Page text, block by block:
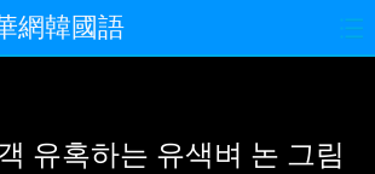
網韓國語
사회 포토
유혹하는 유색벼 논 그림